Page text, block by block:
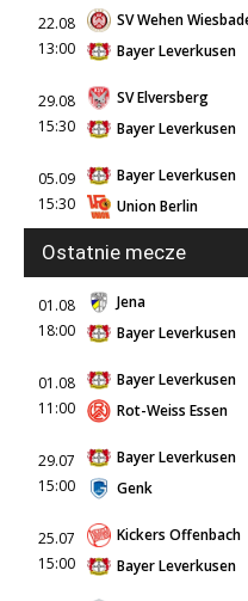
22.08
13:00
SV Wehen
Bayer Leverkusen
29.08
15:30
SV Elversberg
Bayer Leverkusen
05.09
15:30
Bayer Leverkusen
Union Berlin
Ostatnie mecze
01.08
18:00
Jena
Bayer Leverkusen
01.08
11:00
Bayer Leverkusen
Rot-Weiss Essen
29.07
15:00
Bayer Leverkusen
Genk
25.07
15:00
Kickers Offenbach
Bayer Leverkusen